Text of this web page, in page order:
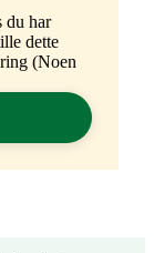
du har
dette
(Noen